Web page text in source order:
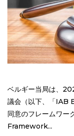
ベルギー当局は、
議会（以下、「IAB
同意のフレームワ
Framework...